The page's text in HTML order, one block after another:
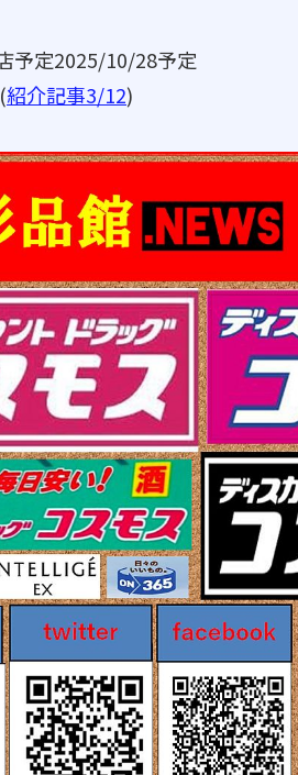
予定2025/10/28予定
紹介記事3/12)